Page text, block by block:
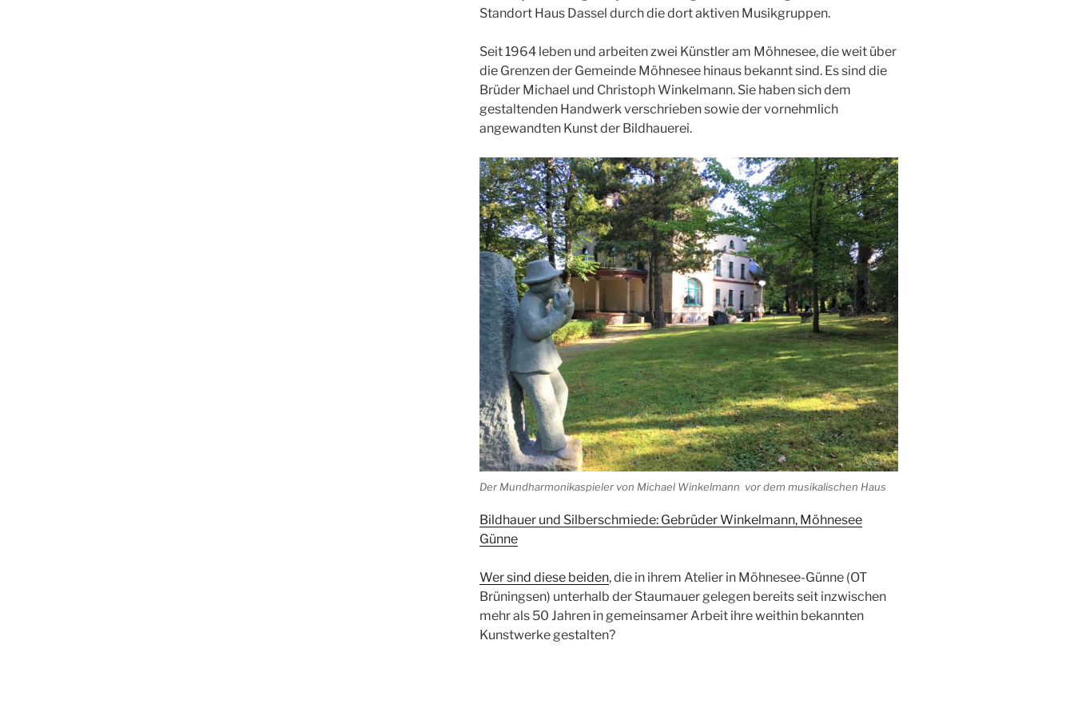
Standort Haus Dassel durch die dort aktiven Musikgruppen.
Seit 1964 leben und arbeiten zwei Künstler am Möhnesee, die weit über
die Grenzen der Gemeinde Möhnesee hinaus bekannt sind. Es sind die
Brüder Michael und Christoph Winkelmann. Sie haben sich dem
gestaltenden Handwerk verschrieben sowie der vornehmlich
angewandten Kunst der Bildhauerei.
Der Mundharmonikaspieler von Michael Winkelmann vor dem musikalischen Haus
Bildhauer und Silberschmiede: Gebrüder Winkelmann, Möhnesee
Günne
Wer sind diese beiden, die in ihrem Atelier in Möhnesee-Günne (OT
Brüningsen) unterhalb der Staumauer gelegen bereits seit inzwischen
mehr als 50 Jahren in gemeinsamer Arbeit ihre weithin bekannten
Kunstwerke gestalten?